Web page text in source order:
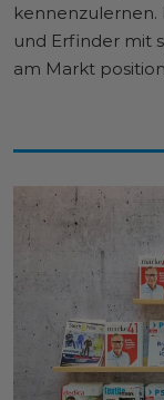
und Erfinder mit
am Markt